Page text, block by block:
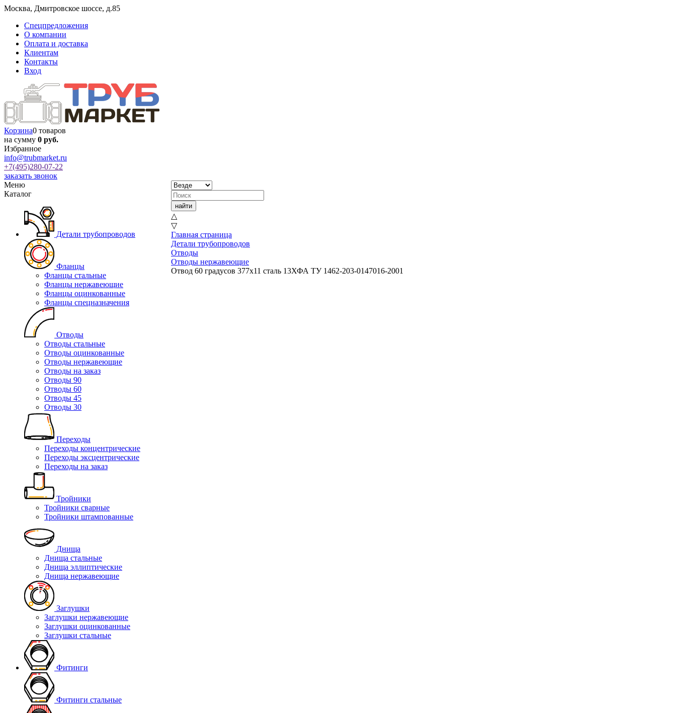
Москва, Дмитровское шоссе, д.85
Спецпредложения
О компании
Оплата и доставка
Клиентам
Контакты
Вход
Корзина0 товаров
на сумму 0 руб.
Избранное
info@trubmarket.ru
+7(495)280-07-22
заказать звонок
Меню
Каталог
Детали трубопроводов
Фланцы
Фланцы стальные
Фланцы нержавеющие
Фланцы оцинкованные
Фланцы спецназначения
Отводы
Отводы стальные
Отводы оцинкованные
Отводы нержавеющие
Отводы на заказ
Отводы 90
Отводы 60
Отводы 45
Отводы 30
Переходы
Переходы концентрические
Переходы эксцентрические
Переходы на заказ
Тройники
Тройники сварные
Тройники штампованные
Днища
Днища стальные
Днища эллиптические
Днища нержавеющие
Заглушки
Заглушки нержавеющие
Заглушки оцинкованные
Заглушки стальные
Фитинги
Фитинги стальные
△
▽
Главная страница
Детали трубопроводов
Отводы
Отводы нержавеющие
Отвод 60 градусов 377х11 сталь 13ХФА ТУ 1462-203-0147016-2001